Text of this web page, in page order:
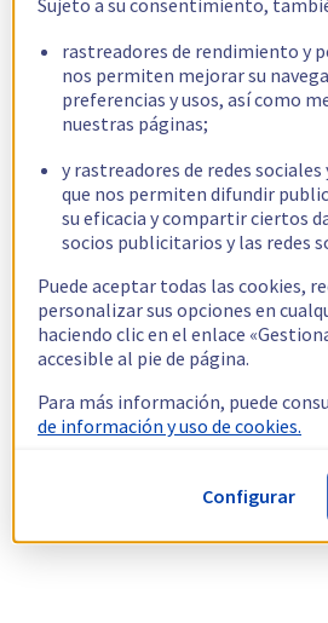
Sujeto a su consentimiento,
rastreadores de rendimiento y
nos permiten mejorar su
preferencias y usos, así como
nuestras páginas;
y rastreadores de redes sociales
que nos permiten difundir
su eficacia y compartir ciertos
socios publicitarios y las redes
Puede aceptar todas las cookies,
personalizar sus opciones en
haciendo clic en el enlace
accesible al pie de página.
Para más información, puede
de información y uso de cookies.
Configurar